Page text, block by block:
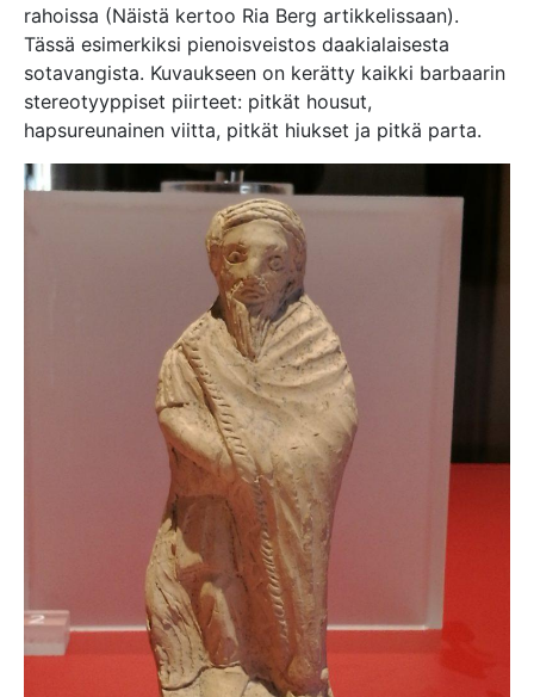
rahoissa (Näistä kertoo Ria Berg artikkelissaan).
Tässä esimerkiksi pienoisveistos daakialaisesta
sotavangista. Kuvaukseen on kerätty kaikki barbaarin
stereotyyppiset piirteet: pitkät housut,
hapsureunainen viitta, pitkät hiukset ja pitkä parta.